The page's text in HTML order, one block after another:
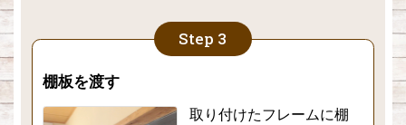
棚板を渡す
取り付けたフレームに棚